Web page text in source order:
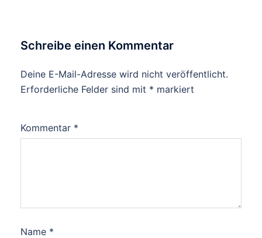
Schreibe einen Kommentar
Deine E-Mail-Adresse wird nicht veröffentlicht.
Erforderliche Felder sind mit * markiert
Kommentar *
Name *